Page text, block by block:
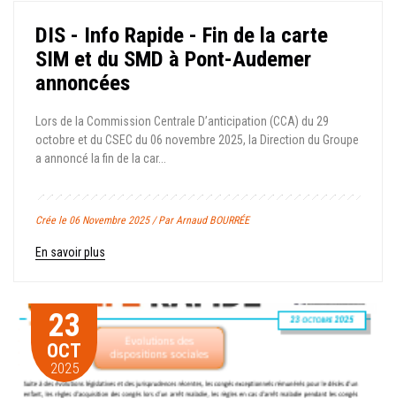
DIS - Info Rapide - Fin de la carte
SIM et du SMD à Pont-Audemer
annoncées
Lors de la Commission Centrale D’anticipation (CCA) du 29
octobre et du CSEC du 06 novembre 2025, la Direction du Groupe
a annoncé la fin de la car...
Crée le 06 Novembre 2025 / Par Arnaud BOURRÉE
En savoir plus
23
OCT
2025